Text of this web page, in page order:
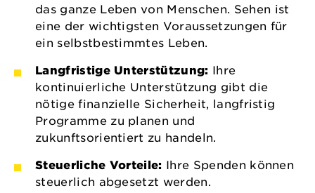
das ganze Leben von Menschen. Sehen ist
eine der wichtigsten Voraussetzungen für
ein selbstbestimmtes Leben.
Langfristige Unterstützung: Ihre
kontinuierliche Unterstützung gibt die
nötige finanzielle Sicherheit, langfristig
Programme zu planen und
zukunftsorientiert zu handeln.
Steuerliche Vorteile: Ihre Spenden können
steuerlich abgesetzt werden.